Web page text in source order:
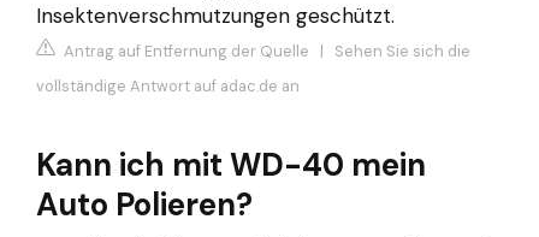
Insektenverschmutzungen geschützt.
Antrag auf Entfernung der Quelle | Sehen Sie sich die
vollständige Antwort auf adac.de an
Kann ich mit WD-40 mein
Auto Polieren?